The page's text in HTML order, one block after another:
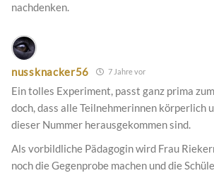
nachdenken.
nussknacker56 7 Jahre vor
Ein tolles Experiment, passt ganz prima
doch, dass alle Teilnehmerinnen körperlich
dieser Nummer herausgekommen sind.
Als vorbildliche Pädagogin wird Frau
noch die Gegenprobe machen und die